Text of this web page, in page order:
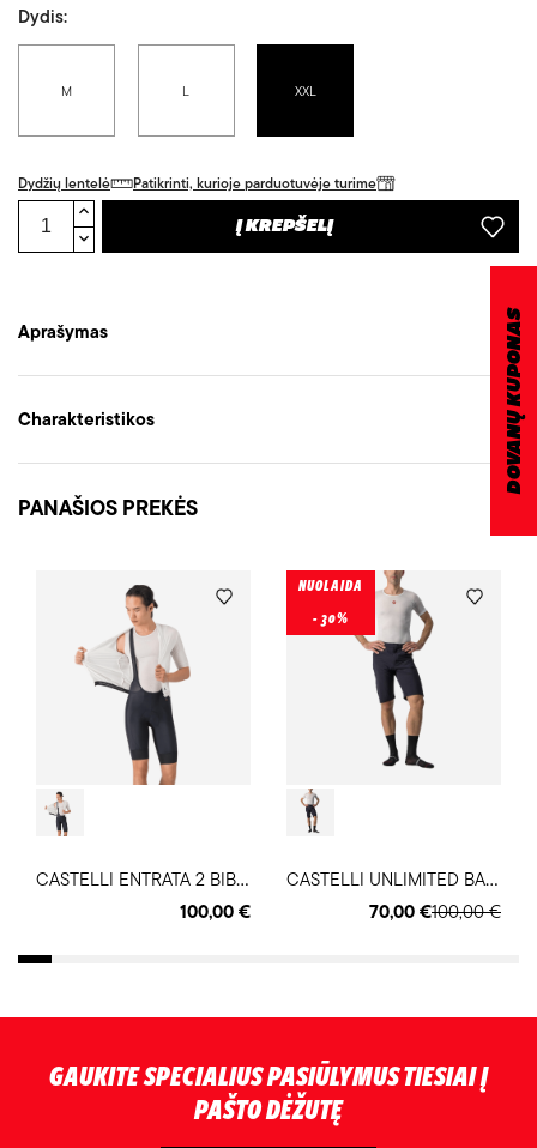
Dydis:
M L XXL
Dydžių lentelė Patikrinti, kurioje parduotuvėje turime
Į KREPŠELĮ
Aprašymas
Charakteristikos
PANAŠIOS PREKĖS
C
ASTELLI ENTRATA 2 BIBSHORT vyriški dviratininko šortai
100,00 €
C
ASTELLI UNLIMITED BAGGY vyriški dviratininko šortai
100,00 €
70,00 €
NUOLAIDA
- 30%
GAUKITE SPECIALIUS PASIŪLYMUS TIESIAI Į
PAŠTO DĖŽUTĘ
DOVANŲ KUPONAS